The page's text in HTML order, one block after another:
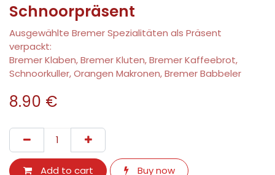
Schnoorpräsent
Ausgewählte Bremer Spezialitäten als Präsent
verpackt:
Bremer Klaben, Bremer Kluten, Bremer Kaffeebrot,
Schnoorkuller, Orangen Makronen, Bremer Babbeler
8.90 €
Add to cart Buy now